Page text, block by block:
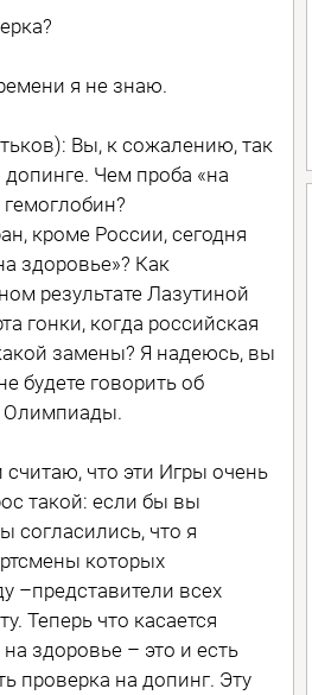
я не знаю.
Вы, к сожалению, так
Чем проба «на
кроме России, сегодня
здоровье»? Как
результате Лазутиной
гонки, когда российская
замены? Я надеюсь, вы
будете говорить об
Олимпиады.
считаю, что эти Игры очень
такой: если бы вы
согласились, что я
которых
–представители всех
Теперь что касается
здоровье – это и есть
проверка на допинг. Эту